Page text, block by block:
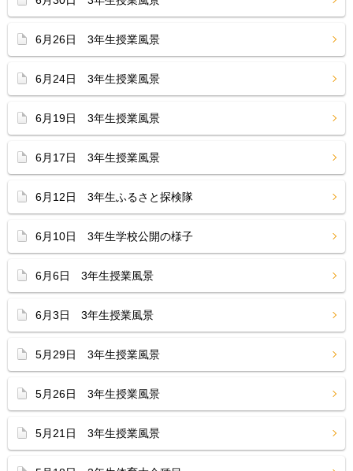
6月26日 3年生授業風景
6月24日 3年生授業風景
6月19日 3年生授業風景
6月17日 3年生授業風景
6月12日 3年生ふるさと探検隊
6月10日 3年生学校公開の様子
6月6日 3年生授業風景
6月3日 3年生授業風景
5月29日 3年生授業風景
5月26日 3年生授業風景
5月21日 3年生授業風景